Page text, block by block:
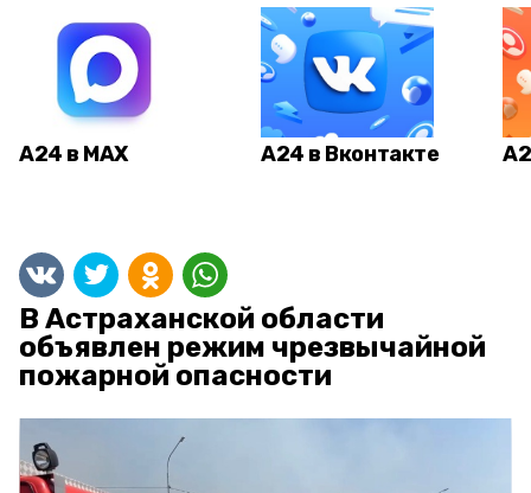
А24 в MAX А24 в Вконтакте
В Астраханской области
объявлен режим чрезвычайной
пожарной опасности